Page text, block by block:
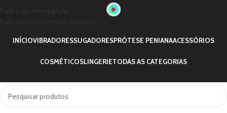
INÍCIOVIBRADORESSUGADORESPRÓTESE PENIANAACESSÓRIOS
COSMÉTICOSLINGERIETODAS AS CATEGORIAS